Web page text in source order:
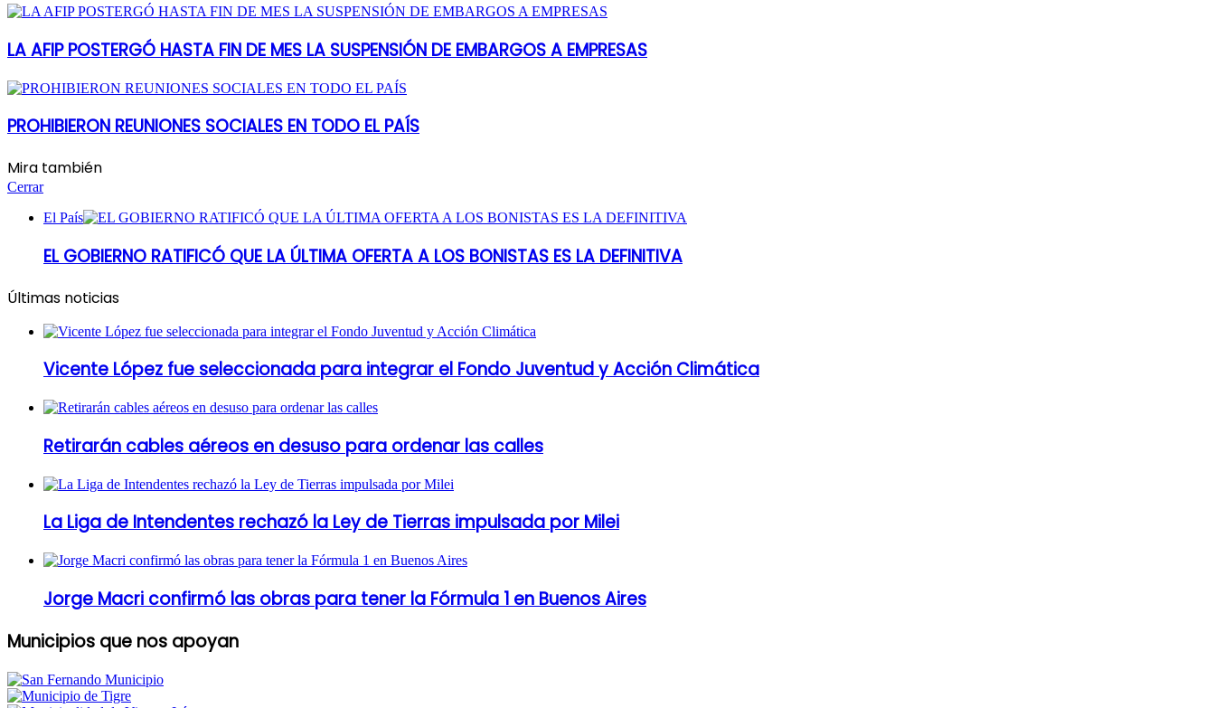
LA AFIP POSTERGÓ HASTA FIN DE MES LA SUSPENSIÓN DE EMBARGOS A EMPRESAS
PROHIBIERON REUNIONES SOCIALES EN TODO EL PAÍS
Mira también
Cerrar
El País
EL GOBIERNO RATIFICÓ QUE LA ÚLTIMA OFERTA A LOS BONISTAS ES LA DEFINITIVA
Últimas noticias
Vicente López fue seleccionada para integrar el Fondo Juventud y Acción Climática
Retirarán cables aéreos en desuso para ordenar las calles
La Liga de Intendentes rechazó la Ley de Tierras impulsada por Milei
Jorge Macri confirmó las obras para tener la Fórmula 1 en Buenos Aires
Municipios que nos apoyan